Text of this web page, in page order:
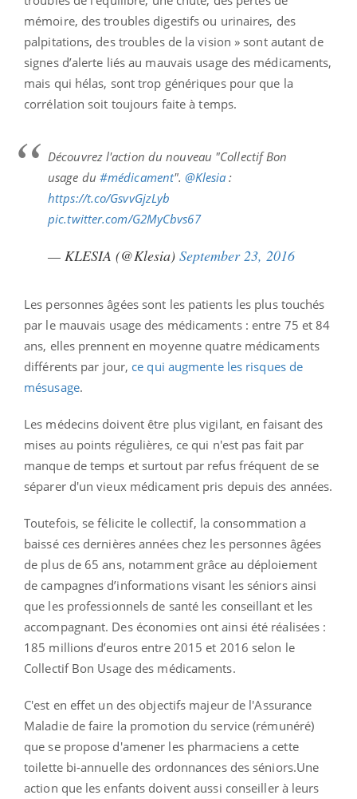
mémoire, des troubles digestifs ou urinaires, des
palpitations, des troubles de la vision » sont autant de
signes d’alerte liés au mauvais usage des médicaments,
mais qui hélas, sont trop génériques pour que la
corrélation soit toujours faite à temps.
Découvrez l'action du nouveau "Collectif Bon
usage du #médicament".@Klesia :
https://t.co/GsvvGjzLyb
pic.twitter.com/G2MyCbvs67
— KLESIA (@Klesia) September 23, 2016
Les personnes âgées sont les patients les plus touchés
par le mauvais usage des médicaments : entre 75 et 84
ans, elles prennent en moyenne quatre médicaments
différents par jour, ce qui augmente les risques de
mésusage.
Les médecins doivent être plus vigilant, en faisant des
mises au points régulières, ce qui n'est pas fait par
manque de temps et surtout par refus fréquent de se
séparer d'un vieux médicament pris depuis des années.
Toutefois, se félicite le collectif, la consommation a
baissé ces dernières années chez les personnes âgées
de plus de 65 ans, notamment grâce au déploiement
de campagnes d’informations visant les séniors ainsi
que les professionnels de santé les conseillant et les
accompagnant. Des économies ont ainsi été réalisées :
185 millions d’euros entre 2015 et 2016 selon le
Collectif Bon Usage des médicaments.
C'est en effet un des objectifs majeur de l'Assurance
Maladie de faire la promotion du service (rémunéré)
que se propose d'amener les pharmaciens a cette
toilette bi-annuelle des ordonnances des séniors.Une
action que les enfants doivent aussi conseiller à leurs